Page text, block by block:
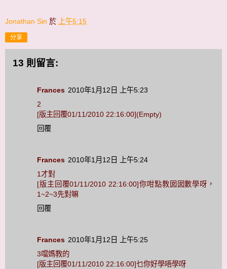
Jonathan Sin 於 上午5:15
分享
13 則留言:
Frances 2010年1月12日 上午5:23
2
[版主回覆01/11/2010 22:16:00](Empty)
回覆
Frances 2010年1月12日 上午5:24
1才對
[版主回覆01/11/2010 22:16:00]你咁點教囡囡數學呀，
1~2~3先對嘛
回覆
Frances 2010年1月12日 上午5:25
3噹媽教的
[版主回覆01/11/2010 22:16:00]乜你好學唔學呀